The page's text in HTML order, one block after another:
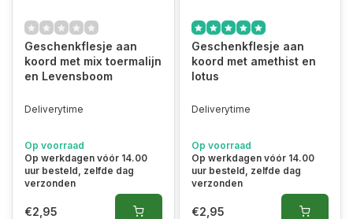
Geschenkflesje aan
koord met mix toermalijn
en Levensboom
Deliverytime
Op voorraad
Op werkdagen vóór 14.00
uur besteld, zelfde dag
verzonden
€2,95
Geschenkflesje aan
koord met amethist en
lotus
Deliverytime
Op voorraad
Op werkdagen vóór 14.00
uur besteld, zelfde dag
verzonden
€2,95